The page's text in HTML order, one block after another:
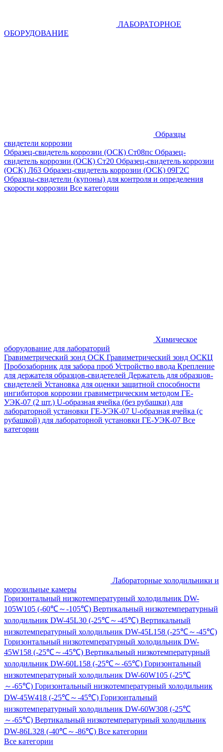
ЛАБОРАТОРНОЕ
ОБОРУДОВАНИЕ
Образцы
свидетели коррозии
Образец-свидетель коррозии (ОСК) Ст08пс Образец-
свидетель коррозии (ОСК) Ст20 Образец-свидетель коррозии
(ОСК) Л63 Образец-свидетель коррозии (ОСК) 09Г2С
Образцы-свидетели (купоны) для контроля и определения
скорости коррозии Все категории
Химическое
оборудование для лабораторий
Гравиметрический зонд ОСК Гравиметрический зонд ОСКЦ
Пробозаборник для забора проб Устройство ввода Крепление
для держателя образцов-свидетелей Держатель для образцов-
свидетелей Установка для оценки защитной способности
ингибиторов коррозии гравиметрическим методом ГЕ-
УЭК-07 (2 шт.) U-образная ячейка (без рубашки) для
лабораторной установки ГЕ-УЭК-07 U-образная ячейка (с
рубашкой) для лабораторной установки ГЕ-УЭК-07 Все
категории
Лабораторные холодильники и
морозильные камеры
Горизонтальный низкотемпературный холодильник DW-
105W105 (-60℃～-105℃) Вертикальный низкотемпературный
холодильник DW-45L30 (-25℃～-45℃) Вертикальный
низкотемпературный холодильник DW-45L158 (-25℃～-45℃)
Горизонтальный низкотемпературный холодильник DW-
45W158 (-25℃～-45℃) Вертикальный низкотемпературный
холодильник DW-60L158 (-25℃～-65℃) Горизонтальный
низкотемпературный холодильник DW-60W105 (-25℃
～-65℃) Горизонтальный низкотемпературный холодильник
DW-45W418 (-25℃～-45℃) Горизонтальный
низкотемпературный холодильник DW-60W308 (-25℃
～-65℃) Вертикальный низкотемпературный холодильник
DW-86L328 (-40℃～-86℃) Все категории
Все категории